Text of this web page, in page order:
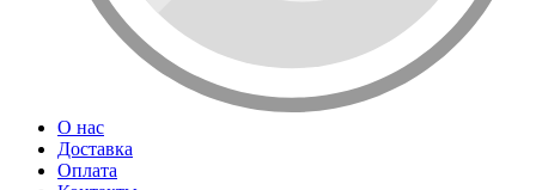
О нас
Доставка
Оплата